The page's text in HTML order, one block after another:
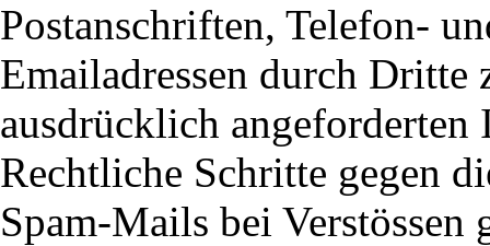
Postanschriften, Telefon-
Emailadressen durch
ausdrücklich
Rechtliche Schritte gegen
Spam-Mails bei Verstössen